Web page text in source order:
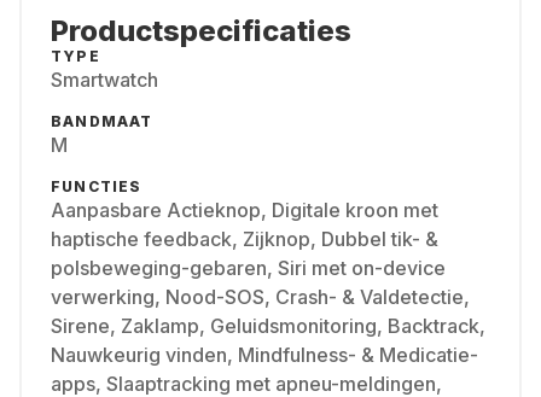
Productspecificaties
TYPE
Smartwatch
BANDMAAT
M
FUNCTIES
Aanpasbare Actieknop, Digitale kroon met
haptische feedback, Zijknop, Dubbel tik- &
polsbeweging-gebaren, Siri met on-device
verwerking, Nood-SOS, Crash- & Valdetectie,
Sirene, Zaklamp, Geluidsmonitoring, Backtrack,
Nauwkeurig vinden, Mindfulness- & Medicatie-
apps, Slaaptracking met apneu-meldingen,